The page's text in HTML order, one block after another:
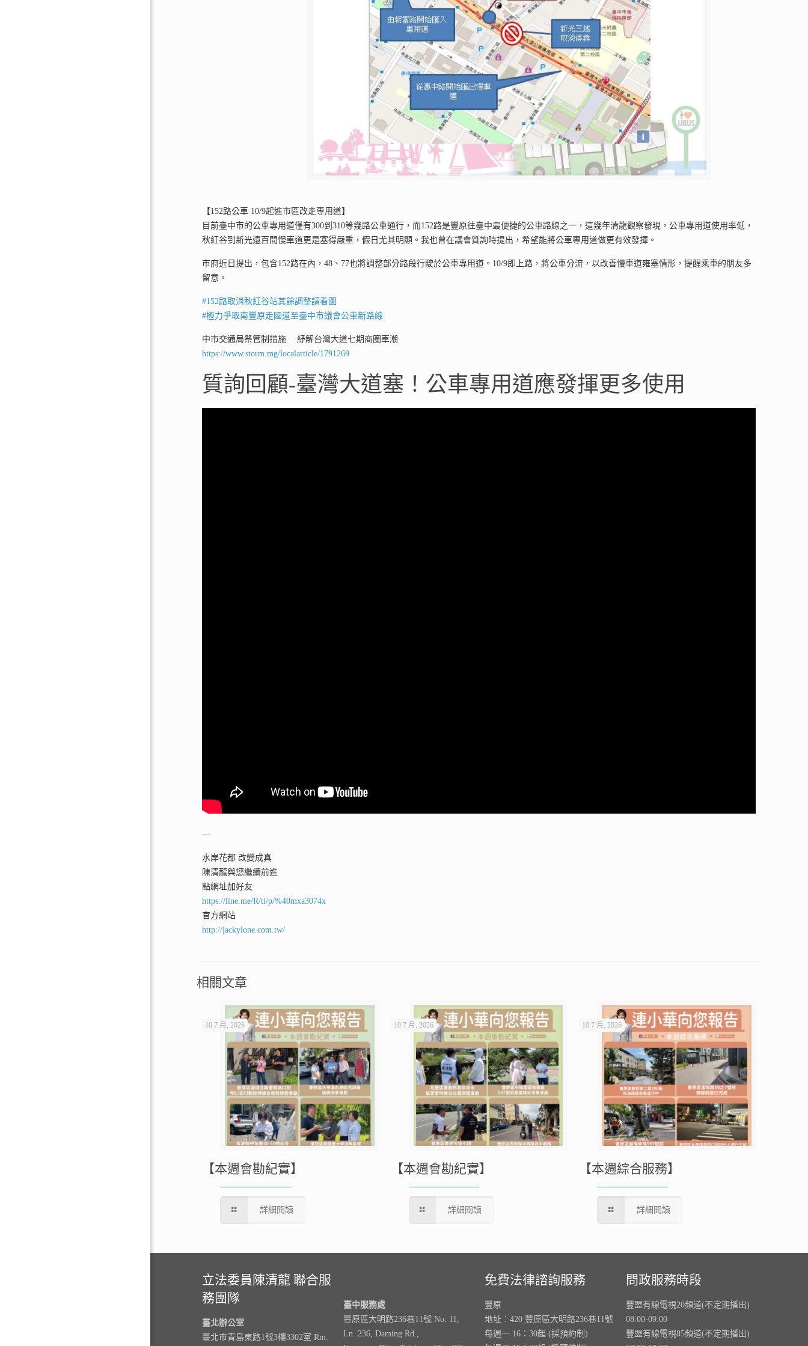
【152路公車 10/9起進市區改走專用道】
目前臺中市的公車專用道僅有300到310等幾路公車通行，而152路是豐原往臺中最便捷的公車路線之一，這幾年清龍觀察發現，公車專用道使用率低，
秋紅谷到新光遠百間慢車道更是塞得嚴重，假日尤其明顯。我也曾在議會質詢時提出，希望能將公車專用道做更有效發揮。
市府近日提出，包含152路在內，48、77也將調整部分路段行駛於公車專用道。10/9即上路，將公車分流，以改善慢車道雍塞情形，提醒乘車的朋友多
留意。
#152路取消秋紅谷站其餘調整請看圖
#極力爭取南豐原走國道至臺中市議會公車新路線
中市交通局祭管制措施 紓解台灣大道七期商圈車潮
https://www.storm.mg/localarticle/1791269
質詢回顧-臺灣大道塞！公車專用道應發揮更多使用
—
水岸花都 改變成真
陳清龍與您繼續前進
點網址加好友
https://line.me/R/ti/p/%40mxa3074x
官方網站
http://jackylone.com.tw/
相關文章
10 7 月, 2026
【本週會勘紀實】
詳細閱讀
10 7 月, 2026
【本週會勘紀實】
詳細閱讀
10 7 月, 2026
【本週綜合服務】
詳細閱讀
立法委員陳清龍 聯合服
務團隊
臺北辦公室
臺北市青島東路1號3樓3302室 Rm.
臺中服務處
豐原區大明路236巷11號 No. 11,
Ln. 236, Daming Rd.,
免費法律諮詢服務
豐原
地址：420 豐原區大明路236巷11號
每週一 16：30起 (採預約制)
問政服務時段
豐盟有線電視20頻道(不定期播出)
08:00-09:00
豐盟有線電視85頻道(不定期播出)